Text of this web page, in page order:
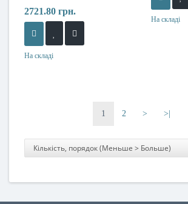
2721.80 грн.
На складі
На складі
1 2 > >|